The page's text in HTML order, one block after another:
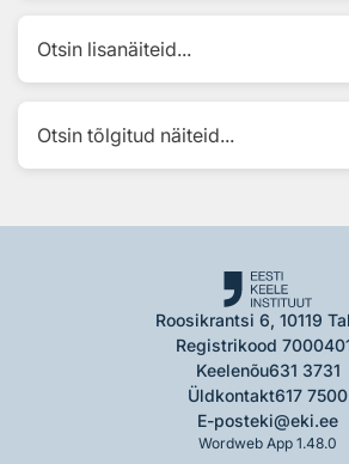
Otsin lisanäiteid...
Otsin tõlgitud näiteid...
Roosikrantsi 6, 10119
Registrikood
Keelenõu631 3731
Üldkontakt617 7500
E-posteki@eki.ee
Wordweb App 1.48.0